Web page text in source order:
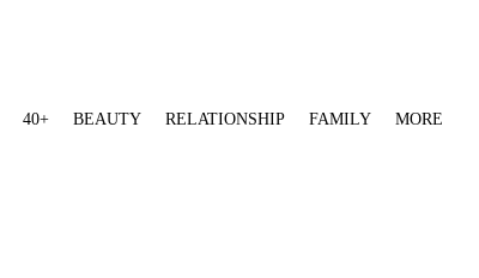
40+ BEAUTY RELATIONSHIP FAMILY MORE